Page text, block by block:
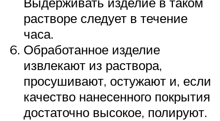
растворе следует в течение
часа.
Обработанное изделие
извлекают из раствора,
просушивают, остужают и, если
качество нанесенного покрытия
достаточно высокое, полируют.